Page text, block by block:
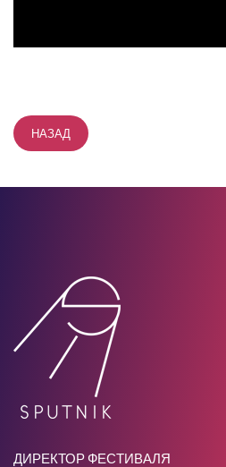
НАЗАД
ДИРЕКТОР ФЕСТИВАЛЯ